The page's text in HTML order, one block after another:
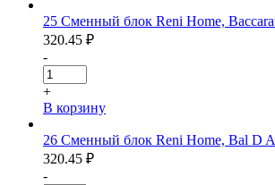
25 Сменный блок Reni Home,
320.45 ₽
-
+
В корзину
26 Сменный блок Reni Home, Bal D
320.45 ₽
-